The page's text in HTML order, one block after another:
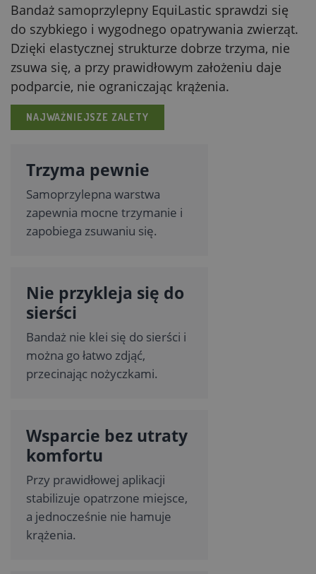
Bandaż samoprzylepny EquiLastic sprawdzi się
do szybkiego i wygodnego opatrywania zwierząt.
Dzięki elastycznej strukturze dobrze trzyma, nie
zsuwa się, a przy prawidłowym założeniu daje
podparcie, nie ograniczając krążenia.
NAJWAŻNIEJSZE ZALETY
Trzyma pewnie
Samoprzylepna warstwa
zapewnia mocne trzymanie i
zapobiega zsuwaniu się.
Nie przykleja się do
sierści
Bandaż nie klei się do sierści i
można go łatwo zdjąć,
przecinając nożyczkami.
Wsparcie bez utraty
komfortu
Przy prawidłowej aplikacji
stabilizuje opatrzone miejsce,
a jednocześnie nie hamuje
krążenia.